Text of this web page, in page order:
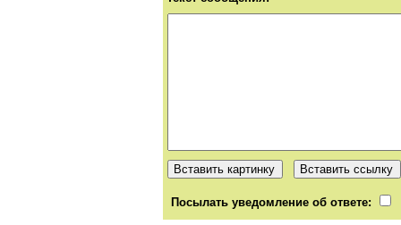
Посылать уведомление об ответе: